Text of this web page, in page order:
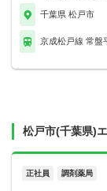
千葉県 松戸市
京成松戸線 常盤
松戸市(千葉県)
正社員 調剤薬局